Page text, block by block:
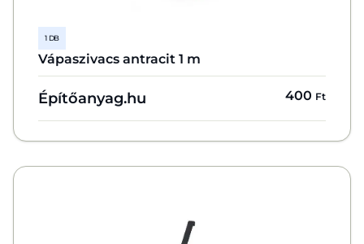
1 DB
Vápaszivacs antracit 1 m
Építőanyag.hu 400 Ft